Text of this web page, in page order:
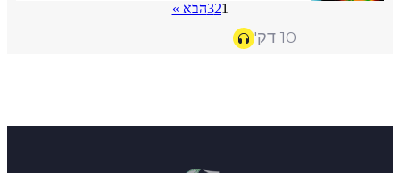
10 דק'
1
2
3הבא »